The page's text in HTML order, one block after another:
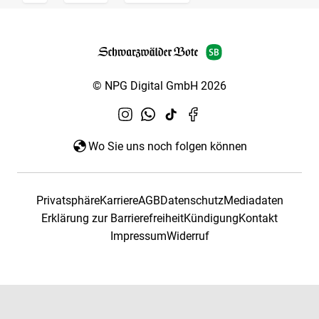
© NPG Digital GmbH 2026
Wo Sie uns noch folgen können
PrivatsphäreKarriereAGBDatenschutzMediadaten
Erklärung zur BarrierefreiheitKündigungKontakt
ImpressumWiderruf